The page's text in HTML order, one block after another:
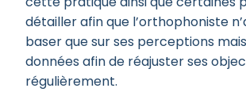
détailler afin que l’orthophoniste
baser que sur ses perceptions
données afin de réajuster ses
régulièrement.